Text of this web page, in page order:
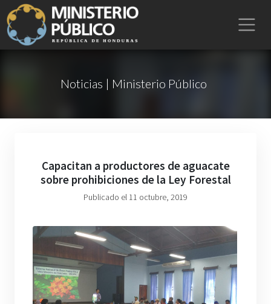
Noticias | Ministerio Público
Capacitan a productores de aguacate
sobre prohibiciones de la Ley Forestal
Publicado el 11 octubre, 2019